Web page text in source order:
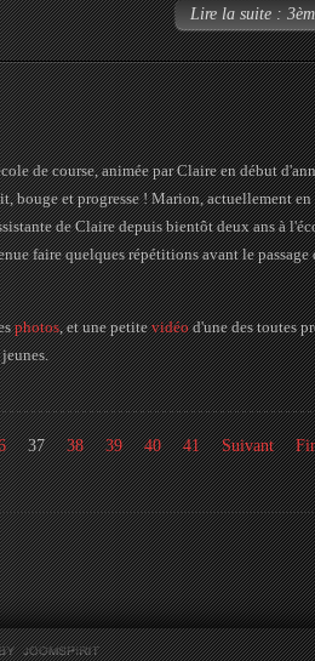
Lire la suite :
de course, animée par Claire en début
bouge et progresse ! Marion, actuellement
de Claire depuis bientôt deux ans à
faire quelques répétitions avant le passage
photos, et une petitevidéod'une des toutes
37 38 39 40 41 Suivant